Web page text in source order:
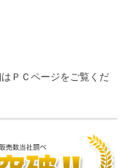
ＰＣページをご覧くだ